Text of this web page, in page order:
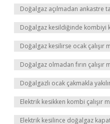
Doğalgaz açılmadan ankastre
Doğalgaz kesildiğinde kombiyi
Doğalgaz kesilirse ocak çalışır
Doğalgaz olmadan fırın çalışır
Doğalgazlı ocak çakmakla
Elektrik kesikken kombi çalışır
Elektrik kesilince doğalgaz